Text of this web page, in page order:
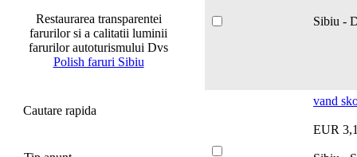
Restaurarea transparentei
farurilor si a calitatii luminii
farurilor autoturismului Dvs
Polish faruri Sibiu
Cautare rapida
Sibiu -
vand
EUR